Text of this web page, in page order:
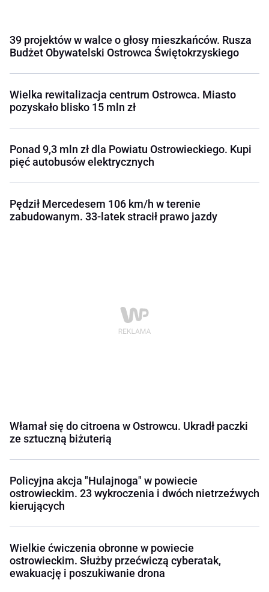
39 projektów w walce o głosy mieszkańców. Rusza
Budżet Obywatelski Ostrowca Świętokrzyskiego
Wielka rewitalizacja centrum Ostrowca. Miasto
pozyskało blisko 15 mln zł
Ponad 9,3 mln zł dla Powiatu Ostrowieckiego. Kupi
pięć autobusów elektrycznych
Pędził Mercedesem 106 km/h w terenie
zabudowanym. 33-latek stracił prawo jazdy
Włamał się do citroena w Ostrowcu. Ukradł paczki
ze sztuczną biżuterią
Policyjna akcja "Hulajnoga" w powiecie
ostrowieckim. 23 wykroczenia i dwóch nietrzeźwych
kierujących
Wielkie ćwiczenia obronne w powiecie
ostrowieckim. Służby przećwiczą cyberatak,
ewakuację i poszukiwanie drona